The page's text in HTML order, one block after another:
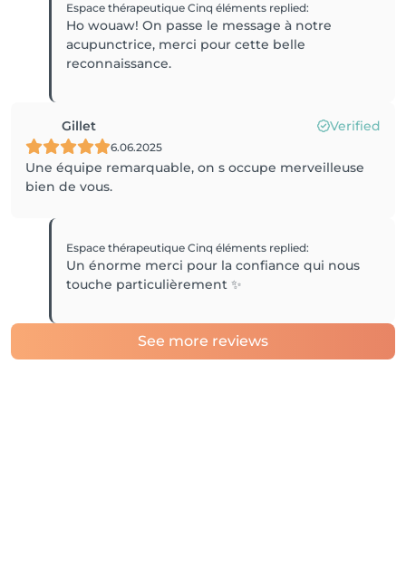
Espace thérapeutique Cinq éléments replied:
Ho wouaw! On passe le message à notre
acupunctrice, merci pour cette belle
reconnaissance.
Gillet Verified
6.06.2025
Une équipe remarquable, on s occupe merveilleuse
bien de vous.
Espace thérapeutique Cinq éléments replied:
Un énorme merci pour la confiance qui nous
touche particulièrement ✨️
See more reviews